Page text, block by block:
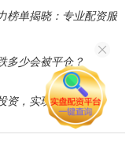
榜单揭晓：专业配资服
多少会被平仓？
资，实现财富增值